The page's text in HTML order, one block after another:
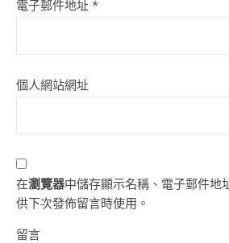
電子郵件地址 *
個人網站網址
在瀏覽器中儲存顯示名稱、電子郵件地
供下次發佈留言時使用。
留言